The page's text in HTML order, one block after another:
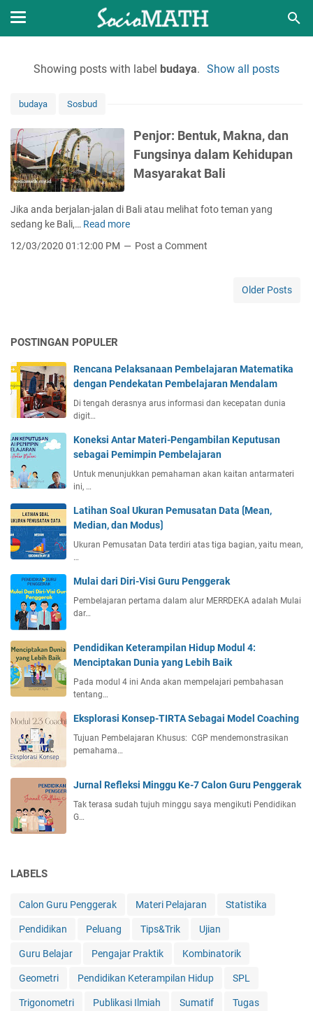
Showing posts with label budaya. Show all posts
budaya Sosbud
Penjor: Bentuk, Makna, dan
Fungsinya dalam Kehidupan
Masyarakat Bali
Jika anda berjalan-jalan di Bali atau melihat foto teman yang
sedang ke Bali,… Read more
t
u
k
a
k
n
d
n
u
n
y
a
l
a
e
h
M
a
r
k
12/03/2020 01:12:00 PM Post a Comment
Older Posts
POSTINGAN POPULER
Rencana Pelaksanaan Pembelajaran Matematika
dengan Pendekatan Pembelajaran Mendalam
Di tengah derasnya arus informasi dan kecepatan dunia
digit…
Koneksi Antar Materi-Pengambilan Keputusan
sebagai Pemimpin Pembelajaran
Untuk menunjukkan pemahaman akan kaitan antarmateri
ini, …
Latihan Soal Ukuran Pemusatan Data ⟮Mean,
Median, dan Modus⟯
Ukuran Pemusatan Data terdiri atas tiga bagian, yaitu mean,
…
Mulai dari Diri-Visi Guru Penggerak
Pembelajaran pertama dalam alur MERRDEKA adalah Mulai
dar…
Pendidikan Keterampilan Hidup Modul 4:
Menciptakan Dunia yang Lebih Baik
Pada modul 4 ini Anda akan mempelajari pembahasan
tentang…
Eksplorasi Konsep-TIRTA Sebagai Model Coaching
Tujuan Pembelajaran Khusus: CGP mendemonstrasikan
pemahama…
Jurnal Refleksi Minggu Ke-7 Calon Guru Penggerak
Tak terasa sudah tujuh minggu saya mengikuti Pendidikan
G…
LABELS
Calon Guru Penggerak Materi Pelajaran Statistika
Pendidikan Peluang Tips&Trik Ujian
Guru Belajar Pengajar Praktik Kombinatorik
Geometri Pendidikan Keterampilan Hidup SPL
Trigonometri Publikasi Ilmiah Sumatif Tugas